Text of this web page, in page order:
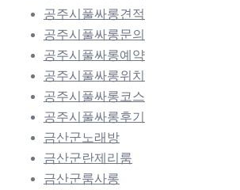
공주시풀싸롱견적
공주시풀싸롱문의
공주시풀싸롱예약
공주시풀싸롱위치
공주시풀싸롱코스
공주시풀싸롱후기
금산군노래방
금산군란제리룸
금산군룸사롱